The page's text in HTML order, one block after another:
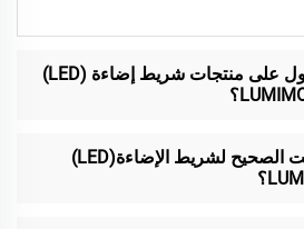
هل يمكنني الحصول على منتجات شريط إضاءة (LED)
كيف أضمن التثبيت الصحيح لشريط الإضاءة(LED)